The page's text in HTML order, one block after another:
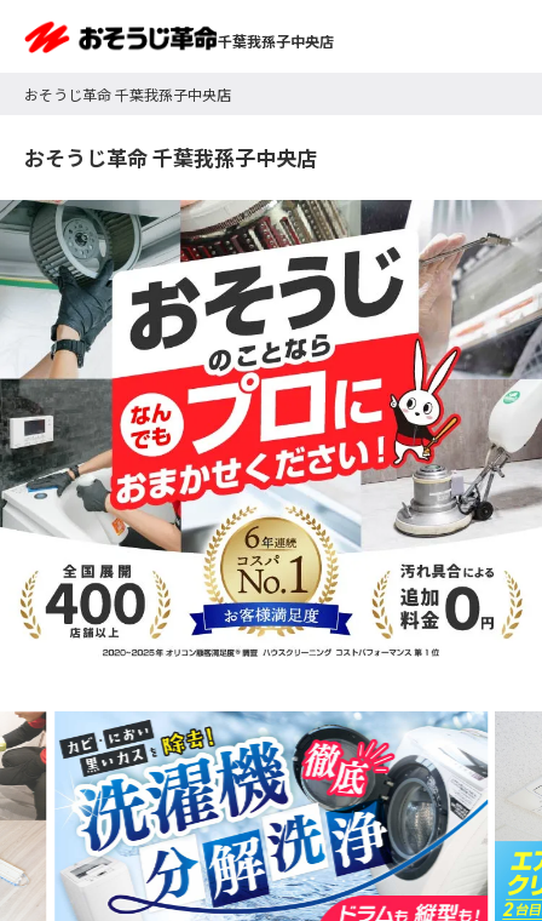
千葉我孫子中央店
おそうじ革命 千葉我孫子中央店
おそうじ革命 千葉我孫子中央店